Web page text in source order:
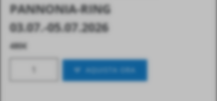
PANNONIA-RING
03.07.-05.07.2026
480€
AQUISTA ORA